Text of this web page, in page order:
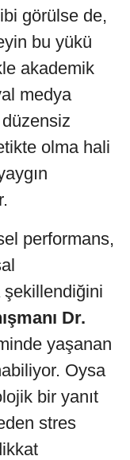
görülse de,
bu yükü
akademik
medya
düzensiz
olma hali
performans,
şekillendiğini
Dr.
yaşanan
Oysa
bir yanıt
stres